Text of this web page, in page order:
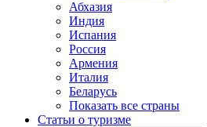
Абхазия
Индия
Испания
Россия
Армения
Италия
Беларусь
Показать все страны
Статьи о туризме